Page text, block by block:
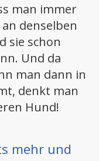
man immer
denselben
sie schon
Und da
man dann in
denkt man
Hund!
mehr und